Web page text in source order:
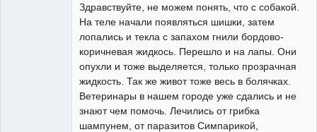
Здравствуйте, не можем понять, что с собакой.
На теле начали появляться шишки, затем
лопались и текла с запахом гнили бордово-
коричневая жидкось. Перешло и на лапы. Они
опухли и тоже выделяется, только прозрачная
жидкость. Так же живот тоже весь в болячках.
Ветеринары в нашем городе уже сдались и не
знают чем помочь. Лечились от грибка
шампунем, от паразитов Симпарикой,